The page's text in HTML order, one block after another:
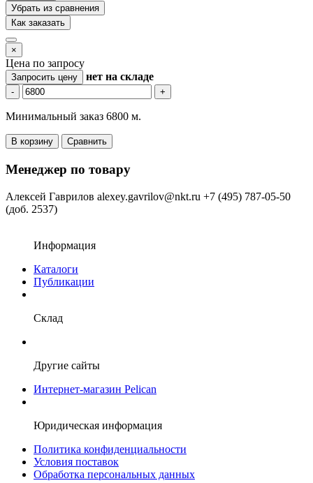
Убрать из сравнения
Как заказать
×
Цена по запросу
Запросить цену нет на складе
- +
Минимальный заказ 6800 м.
В корзину Сравнить
Менеджер по товару
Алексей Гаврилов alexey.gavrilov@nkt.ru +7 (495) 787-05-50
(доб. 2537)
Информация
Каталоги
Публикации
Склад
Другие сайты
Интернет-магазин Pelican
Юридическая информация
Политика конфиденциальности
Условия поставок
Обработка персональных данных